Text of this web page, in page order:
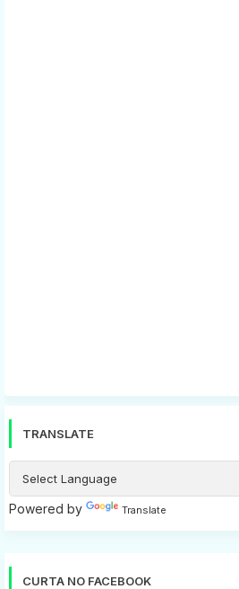
TRANSLATE
Powered by Translate
CURTA NO FACEBOOK